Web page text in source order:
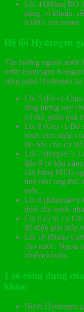
Lõi 4 (Màng RO
nặng, vi khuẩn,
0.0001 micromet.
Hệ lõi Hydrogen
Tận hưởng nguồn nước
nước Hydrogen
công nghệ Hydrogen
Lõi 5 (Fir+): Chia
tăng lượng oxy
cơ thể, giảm quá
Lõi 6 (Orp+): Bổ
trình xâm nhập
lão hóa cho cơ thể.
Lõi 7 (HypH+):
đến 9 có khả
cân bằng PH là
tính như ung thư,
ruột…
Lõi 8 (Mineral+):
thiết cho nước
Lõi 9 (5 in 1): Lõi
độ điện giải thấp
Lõi 10 (Nano
cho nước. Ngoài
nhiễm khuẩn.
1 số công dụng
khỏe:
Nước Hydrogen